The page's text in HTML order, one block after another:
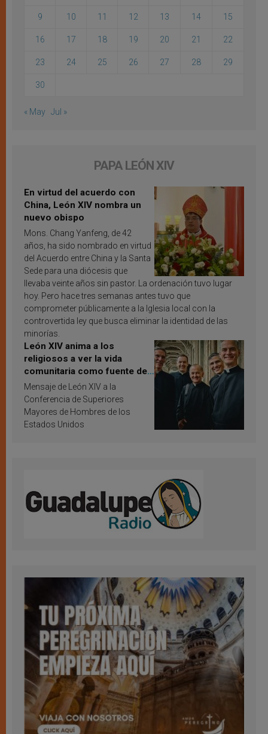
9 10 11 12 13 14 15
16 17 18 19 20 21 22
23 24 25 26 27 28 29
30
« May Jul »
PAPA LEÓN XIV
En virtud del acuerdo con
China, León XIV nombra un
nuevo obispo
Mons. Chang Yanfeng, de 42
años, ha sido nombrado en virtud
del Acuerdo entre China y la Santa
Sede para una diócesis que
llevaba veinte años sin pastor. La ordenación tuvo lugar
hoy. Pero hace tres semanas antes tuvo que
comprometer públicamente a la Iglesia local con la
controvertida ley que busca eliminar la identidad de las
minorías.
León XIV anima a los
religiosos a ver la vida
comunitaria como fuente de
inspiración y santificación
Mensaje de León XIV a la
Conferencia de Superiores
Mayores de Hombres de los
Estados Unidos